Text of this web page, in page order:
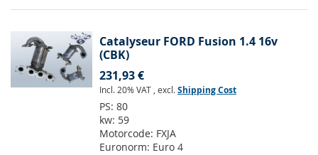
Catalyseur FORD Fusion 1.4 16v
(CBK)
231,93 €
Incl. 20% VAT , excl.Shipping Cost
PS: 80
kw: 59
Motorcode: FXJA
Euronorm: Euro 4